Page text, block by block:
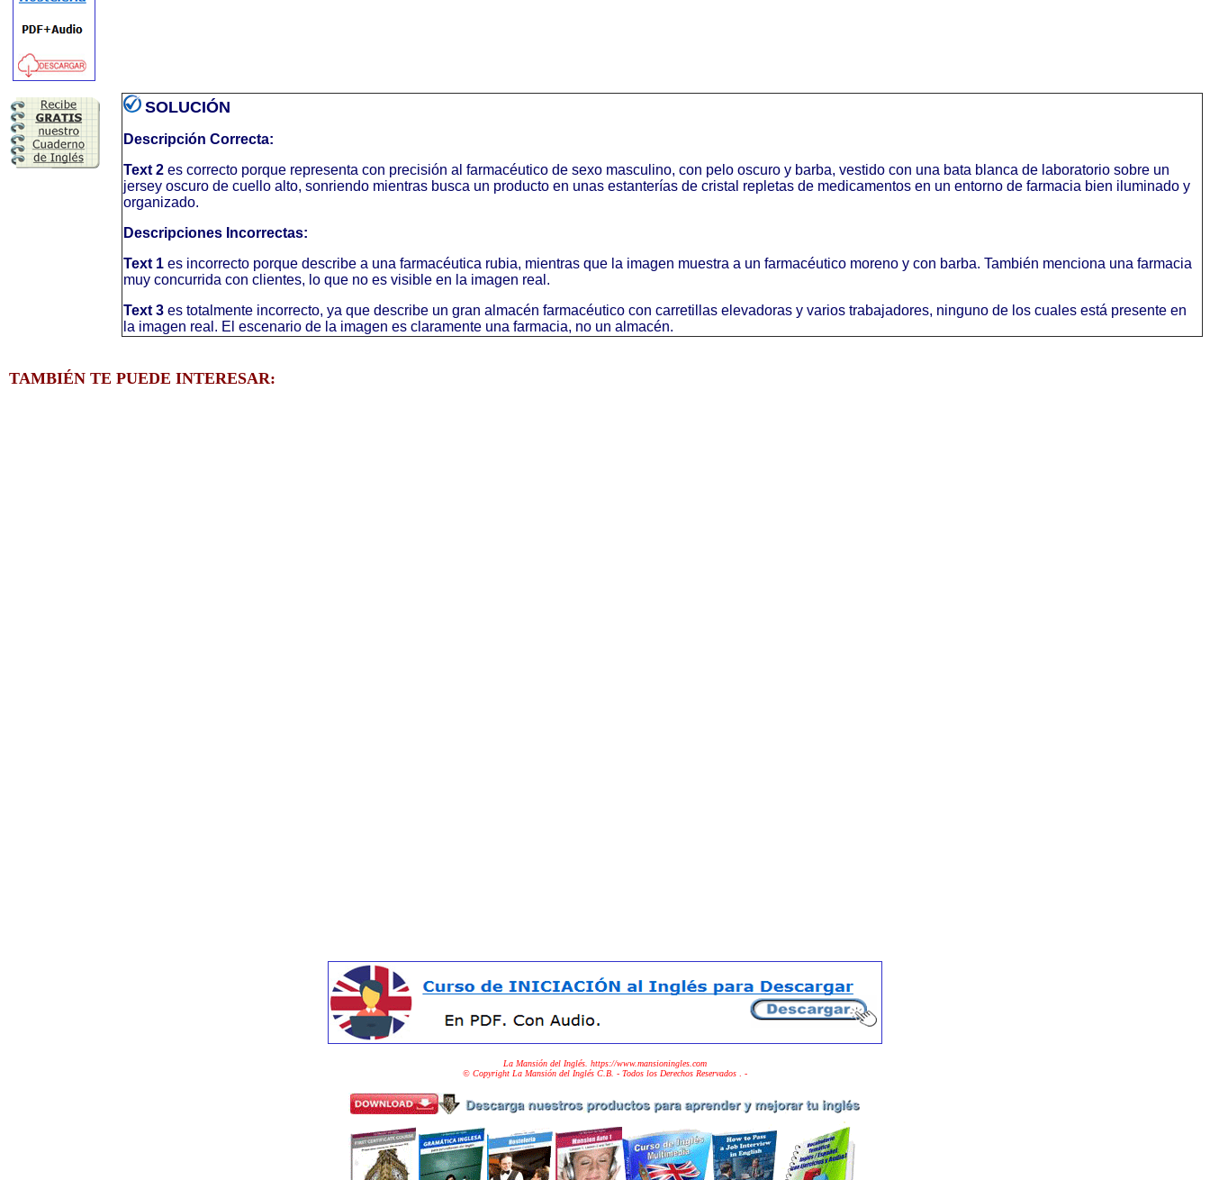
SOLUCIÓN
Descripción Correcta:
Text 2 es correcto porque representa con precisión al farmacéutico de sexo masculino, con pelo oscuro y barba, vestido con una bata blanca de laboratorio sobre un
jersey oscuro de cuello alto, sonriendo mientras busca un producto en unas estanterías de cristal repletas de medicamentos en un entorno de farmacia bien iluminado y
organizado.
Descripciones Incorrectas:
Text 1 es incorrecto porque describe a una farmacéutica rubia, mientras que la imagen muestra a un farmacéutico moreno y con barba. También menciona una farmacia
muy concurrida con clientes, lo que no es visible en la imagen real.
Text 3 es totalmente incorrecto, ya que describe un gran almacén farmacéutico con carretillas elevadoras y varios trabajadores, ninguno de los cuales está presente en
la imagen real. El escenario de la imagen es claramente una farmacia, no un almacén.
TAMBIÉN TE PUEDE INTERESAR:
La Mansión del Inglés. https://www.mansioningles.com
© Copyright La Mansión del Inglés C.B. - Todos los Derechos Reservados
. -